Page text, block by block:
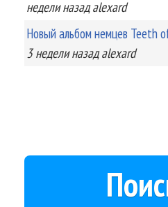
неделиназад alexard
Новый альбом немцев Teeth
3 неделиназад alexard